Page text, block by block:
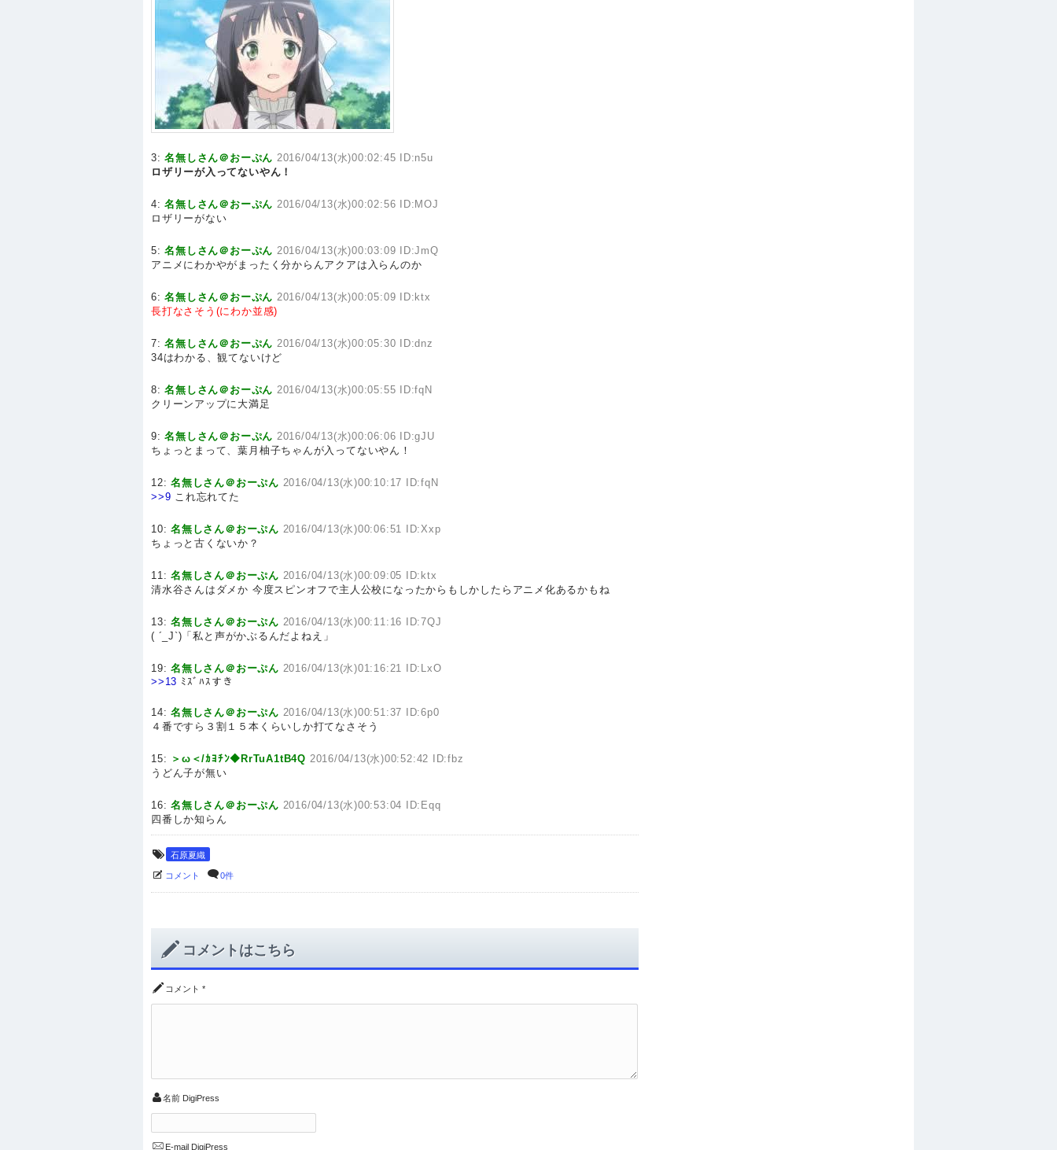
3:名無しさん＠おーぷん 2016/04/13(水)00:02:45 ID:n5u
ロザリーが入ってないやん！
4:名無しさん＠おーぷん 2016/04/13(水)00:02:56 ID:MOJ
ロザリーがない
5:名無しさん＠おーぷん 2016/04/13(水)00:03:09 ID:JmQ
アニメにわかやがまったく分からんアクアは入らんのか
6:名無しさん＠おーぷん 2016/04/13(水)00:05:09 ID:ktx
長打なさそう(にわか並感)
7:名無しさん＠おーぷん 2016/04/13(水)00:05:30 ID:dnz
34はわかる、観てないけど
8:名無しさん＠おーぷん 2016/04/13(水)00:05:55 ID:fqN
クリーンアップに大満足
9:名無しさん＠おーぷん 2016/04/13(水)00:06:06 ID:gJU
ちょっとまって、葉月柚子ちゃんが入ってないやん！
12:名無しさん＠おーぷん 2016/04/13(水)00:10:17 ID:fqN
>>9 これ忘れてた
10:名無しさん＠おーぷん 2016/04/13(水)00:06:51 ID:Xxp
ちょっと古くないか？
11:名無しさん＠おーぷん 2016/04/13(水)00:09:05 ID:ktx
清水谷さんはダメか 今度スピンオフで主人公校になったからもしかしたらアニメ化あるかもね
13:名無しさん＠おーぷん 2016/04/13(水)00:11:16 ID:7QJ
( ´_J`)「私と声がかぶるんだよねえ」
19:名無しさん＠おーぷん 2016/04/13(水)01:16:21 ID:LxO
>>13 ﾐｽﾞﾊｽすき
14:名無しさん＠おーぷん 2016/04/13(水)00:51:37 ID:6p0
４番ですら３割１５本くらいしか打てなさそう
15: ＞ω＜/ｶﾖﾁﾝ◆RrTuA1tB4Q 2016/04/13(水)00:52:42 ID:fbz
うどん子が無い
16:名無しさん＠おーぷん 2016/04/13(水)00:53:04 ID:Eqq
四番しか知らん
石原夏織
コメント 0件
コメントはこちら
コメント *
名前 DigiPress
E-mail DigiPress